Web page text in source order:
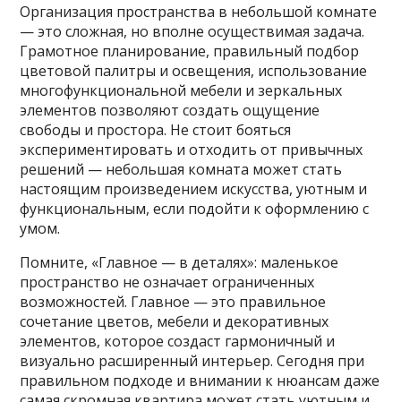
Организация пространства в небольшой комнате
— это сложная, но вполне осуществимая задача.
Грамотное планирование, правильный подбор
цветовой палитры и освещения, использование
многофункциональной мебели и зеркальных
элементов позволяют создать ощущение
свободы и простора. Не стоит бояться
экспериментировать и отходить от привычных
решений — небольшая комната может стать
настоящим произведением искусства, уютным и
функциональным, если подойти к оформлению с
умом.
Помните, «Главное — в деталях»: маленькое
пространство не означает ограниченных
возможностей. Главное — это правильное
сочетание цветов, мебели и декоративных
элементов, которое создаст гармоничный и
визуально расширенный интерьер. Сегодня при
правильном подходе и внимании к нюансам даже